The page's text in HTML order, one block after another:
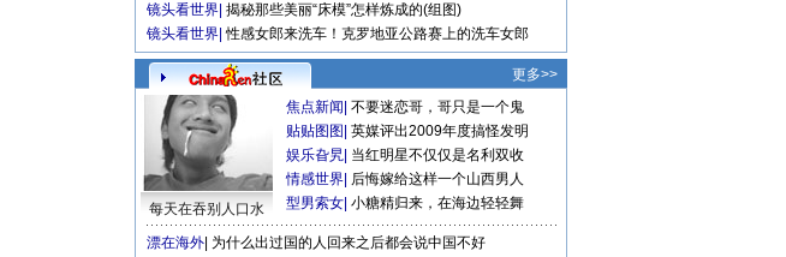
镜头看世界 揭秘那些美丽“床模”怎样炼成的(组图)
镜头看世界 性感女郎来洗车！克罗地亚公路赛上的洗车女郎
更多>>
每天在吞别人口水
焦点新闻 不要迷恋哥，哥只是一个鬼
贴贴图图 英媒评出2009年度搞怪发明
娱乐旮旯 当红明星不仅仅是名利双收
情感世界 后悔嫁给这样一个山西男人
型男索女 小糖精归来，在海边轻轻舞
漂在海外 为什么出过国的人回来之后都会说中国不好